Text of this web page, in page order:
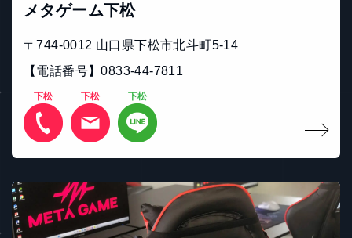
メタゲーム下松
〒744-0012 山口県下松市北斗町5-14
【電話番号】0833-44-7811
下松 下松 下松